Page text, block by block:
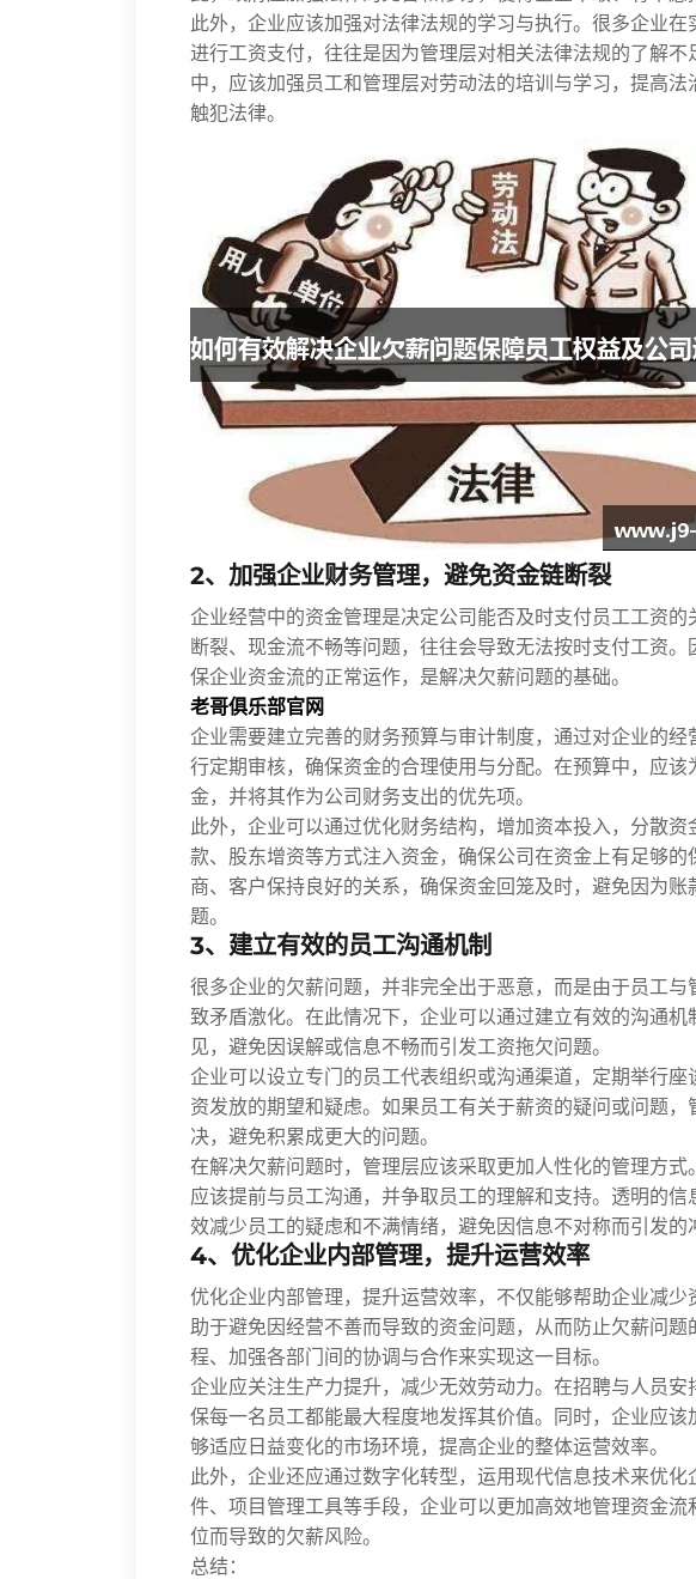
此外，企业应该加强对法律法规的学习与执行。很多企业
进行工资支付，往往是因为管理层对相关法律法规的了解
中，应该加强员工和管理层对劳动法的培训与学习，提高
触犯法律。
2、加强企业财务管理，避免资金链断裂
企业经营中的资金管理是决定公司能否及时支付员工工资
断裂、现金流不畅等问题，往往会导致无法按时支付工资
保企业资金流的正常运作，是解决欠薪问题的基础。
老哥俱乐部官网
企业需要建立完善的财务预算与审计制度，通过对企业的
行定期审核，确保资金的合理使用与分配。在预算中，应
金，并将其作为公司财务支出的优先项。
此外，企业可以通过优化财务结构，增加资本投入，分散
款、股东增资等方式注入资金，确保公司在资金上有足够
商、客户保持良好的关系，确保资金回笼及时，避免因为账
题。
3、建立有效的员工沟通机制
很多企业的欠薪问题，并非完全出于恶意，而是由于员工
致矛盾激化。在此情况下，企业可以通过建立有效的沟通
见，避免因误解或信息不畅而引发工资拖欠问题。
企业可以设立专门的员工代表组织或沟通渠道，定期举行
资发放的期望和疑虑。如果员工有关于薪资的疑问或问题
决，避免积累成更大的问题。
在解决欠薪问题时，管理层应该采取更加人性化的管理方式
应该提前与员工沟通，并争取员工的理解和支持。透明的
效减少员工的疑虑和不满情绪，避免因信息不对称而引发的
4、优化企业内部管理，提升运营效率
优化企业内部管理，提升运营效率，不仅能够帮助企业减
助于避免因经营不善而导致的资金问题，从而防止欠薪问
程、加强各部门间的协调与合作来实现这一目标。
企业应关注生产力提升，减少无效劳动力。在招聘与人员
保每一名员工都能最大程度地发挥其价值。同时，企业应
够适应日益变化的市场环境，提高企业的整体运营效率。
此外，企业还应通过数字化转型，运用现代信息技术来优
件、项目管理工具等手段，企业可以更加高效地管理资金流
位而导致的欠薪风险。
总结：